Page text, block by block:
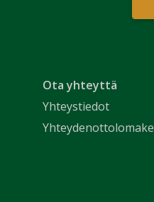
Ota yhteyttä
Yhteystiedot
Yhteydenottolomake